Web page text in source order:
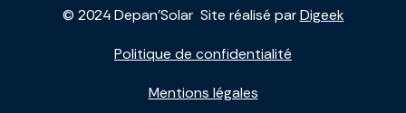
© 2024 Depan'Solar Site réalisé parDigeek
Politique de confidentialité
Mentions légales